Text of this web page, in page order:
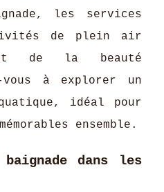
les services
de plein air
de la beauté
vous à explorer un
idéal pour
ensemble.
dans les